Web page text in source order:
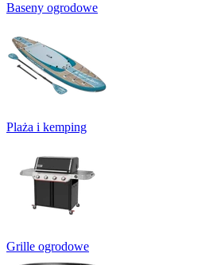
Baseny ogrodowe
Plaża i kemping
Grille ogrodowe